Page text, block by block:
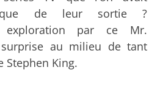
de leur sortie ?
exploration par ce Mr.
surprise au milieu de tant
Stephen King.